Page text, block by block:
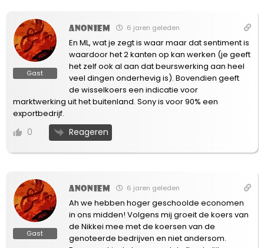
Gast
Anoniem 6 jaren geleden
En ML, wat je zegt is waar maar dat sentiment is
waardoor het 2 kanten op kan werken (je geeft
het zelf ook al aan dat beurswerking aan heel
veel dingen onderhevig is). Bovendien geeft
de wisselkoers een indicatie voor
marktwerking uit het buitenland. Sony is voor 90% een
exportbedrijf.
0 Reageren
Gast
Anoniem 6 jaren geleden
Ah we hebben hoger geschoolde economen
in ons midden! Volgens mij groeit de koers van
de Nikkei mee met de koersen van de
genoteerde bedrijven en niet andersom.